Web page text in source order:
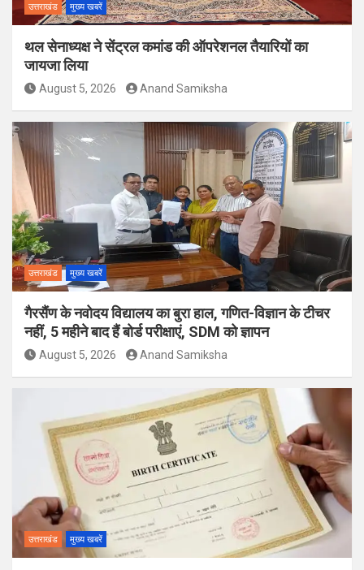
उत्तराखंड मुख्य खबरें
थल सेनाध्यक्ष ने सेंट्रल कमांड की ऑपरेशनल तैयारियों का
जायजा लिया
August 5, 2026 Anand Samiksha
उत्तराखंड मुख्य खबरें
गैरसैंण के नवोदय विद्यालय का बुरा हाल, गणित-विज्ञान के टीचर
नहीं, 5 महीने बाद हैं बोर्ड परीक्षाएं, SDM को ज्ञापन
August 5, 2026 Anand Samiksha
उत्तराखंड मुख्य खबरें